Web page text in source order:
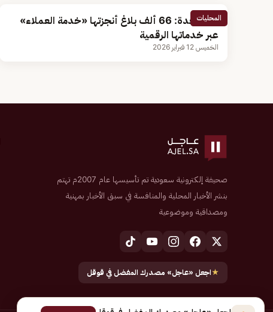
المحليات
أمانة جدة: 66 ألف بلاغ أنجزتها «خدمة العملاء»
عبر خدماتها الرقمية
الخميس 12 فبراير 2026
صحيفة إلكترونية سعودية تم تأسيسها عام 2007م تهتم
بنشر الأخبار المحلية والمنافسة في سبق الأخبار بمهنية
ومصداقية وموضوعية
★اجعل «عاجل» مصدرك المفضل في قوقل